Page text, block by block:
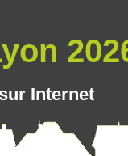
sur Internet